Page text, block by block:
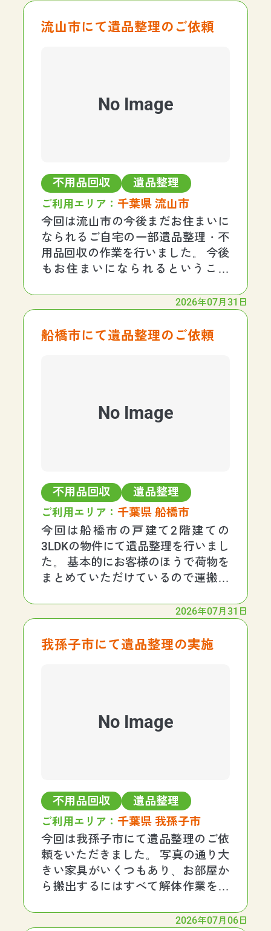
た。 今回も傷一つつけることなく無
流山市にて遺品整理のご依頼
No Image
不用品回収 遺品整理
ご利用エリア：千葉県 流山市
今回は流山市の今後まだお住まいに
なられるご自宅の一部遺品整理・不
用品回収の作業を行いました。 今後
もお住まいになられるということ
での作業になるため、トラブルが起
アリングをしながら進めていきまし
2026年07月31日
船橋市にて遺品整理のご依頼
No Image
不用品回収 遺品整理
ご利用エリア：千葉県 船橋市
今回は船橋市の戸建て2階建ての
3LDKの物件にて遺品整理を行いまし
た。 基本的にお客様のほうで荷物を
まとめていただけているので運搬・
た。 お庭にもプランターや庭石も多
つ大きいお部屋でお荷物も重量のあ
2026年07月31日
我孫子市にて遺品整理の実施
No Image
不用品回収 遺品整理
ご利用エリア：千葉県 我孫子市
今回は我孫子市にて遺品整理のご依
頼をいただきました。 写真の通り大
きい家具がいくつもあり、お部屋か
ら搬出するにはすべて解体作業をし
らの物件は特殊なマンションであ
2026年07月06日